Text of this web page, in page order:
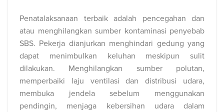
Penatalaksanaan terbaik adalah pencegahan dan
atau menghilangkan sumber kontaminasi penyebab
SBS. Pekerja dianjurkan menghindari gedung yang
dapat menimbulkan keluhan meskipun sulit
dilakukan. Menghilangkan sumber polutan,
memperbaiki laju ventilasi dan distribusi udara,
membuka jendela sebelum menggunakan
pendingin, menjaga kebersihan udara dalam